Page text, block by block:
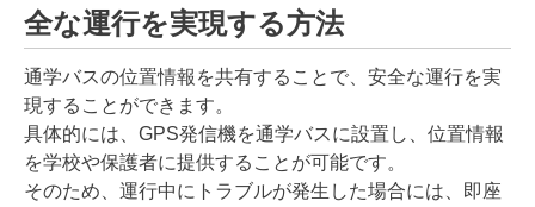
全な運行を実現する方法
通学バスの位置情報を共有することで、安全な運行を実
現することができます。
具体的には、GPS発信機を通学バスに設置し、位置情報
を学校や保護者に提供することが可能です。
そのため、運行中にトラブルが発生した場合には、即座